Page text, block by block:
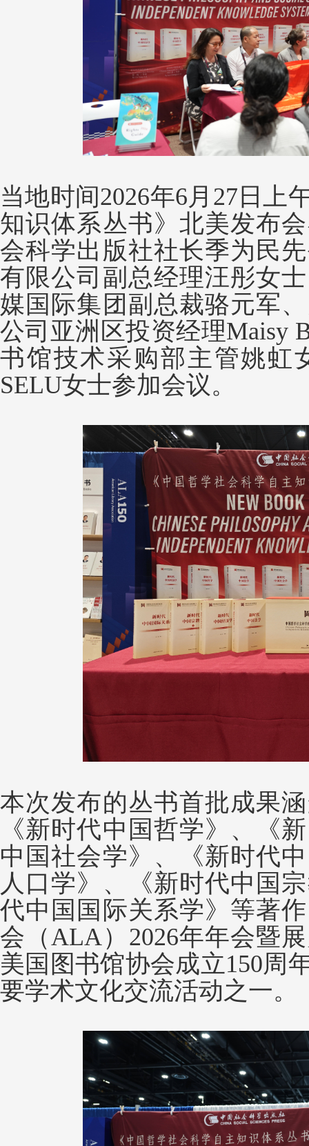
当地时间2026年6月27日上
知识体系丛书》北美发布
会科学出版社社长季为民
有限公司副总经理汪彤女
媒国际集团副总裁骆元军
公司亚洲区投资经理Maisy
书馆技术采购部主管姚虹
SELU女士参加会议。
本次发布的丛书首批成果
《新时代中国哲学》、《
中国社会学》、《新时代
人口学》、《新时代中国
代中国国际关系学》等著
会（ALA）2026年年会暨
美国图书馆协会成立150周
要学术文化交流活动之一。